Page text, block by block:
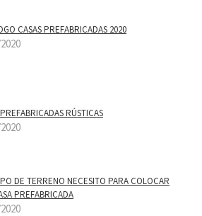
CASAS PREFABRICADAS 2020
RÚSTICAS
DE TERRENO NECESITO PARA COLOCAR
PREFABRICADA